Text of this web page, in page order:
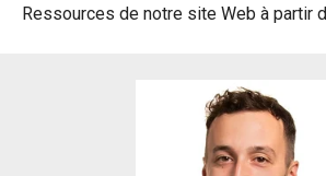
Ressources de notre site Web à partir